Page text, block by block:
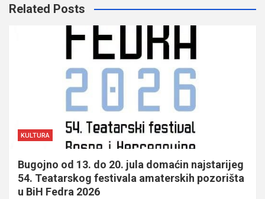
Related Posts
KULTURA
Bugojno od 13. do 20. jula domaćin najstarijeg
54. Teatarskog festivala amaterskih pozorišta
u BiH Fedra 2026